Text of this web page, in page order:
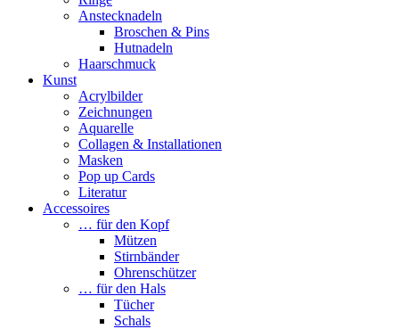
Anstecknadeln
Broschen & Pins
Hutnadeln
Haarschmuck
Kunst
Acrylbilder
Zeichnungen
Aquarelle
Collagen & Installationen
Masken
Pop up Cards
Literatur
Accessoires
… für den Kopf
Mützen
Stirnbänder
Ohrenschützer
… für den Hals
Tücher
Schals